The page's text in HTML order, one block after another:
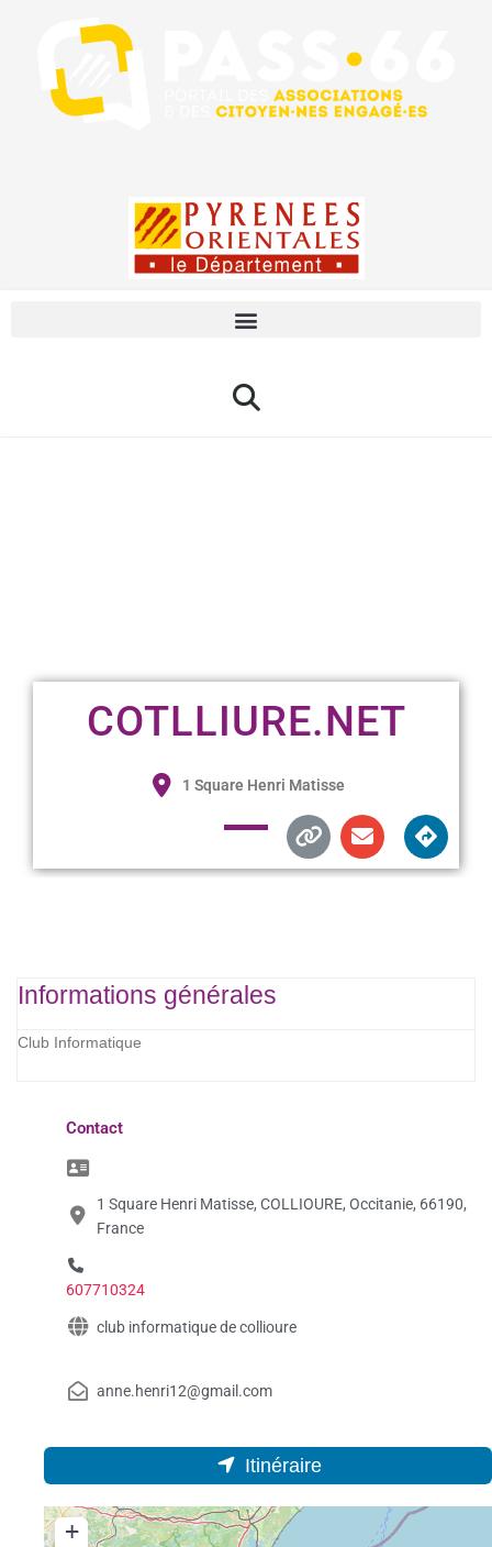
COTLLIURE.NET
1 Square Henri Matisse
Informations générales
Club Informatique
Contact
1 Square Henri Matisse, COLLIOURE, Occitanie, 66190,
France
607710324
club informatique de collioure
anne.henri12@gmail.com
Itinéraire
+